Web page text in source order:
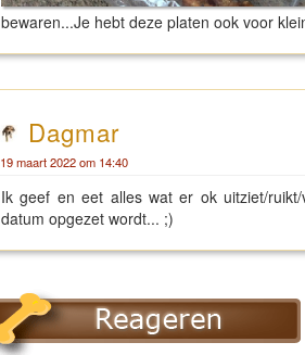
bewaren...Je hebt deze platen ook voor
Dagmar
19 maart 2022 om 14:40
Ik geef en eet alles wat er ok uitziet/
datum opgezet wordt... ;)